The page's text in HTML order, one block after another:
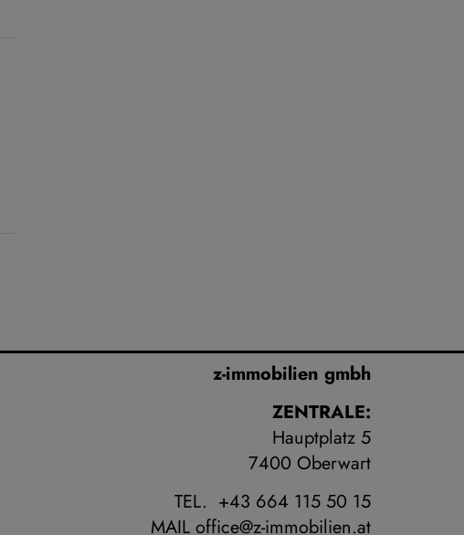
z-immobilien gmbh
ZENTRALE:
Hauptplatz 5
7400 Oberwart
TEL. +43 664 115 50 15
MAIL office@z-immobilien.at